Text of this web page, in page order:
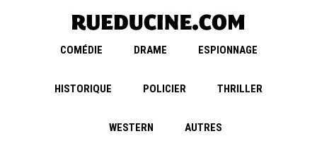
COMÉDIE DRAME ESPIONNAGE
HISTORIQUE POLICIER THRILLER
WESTERN AUTRES